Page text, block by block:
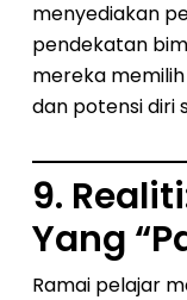
menyediakan
pendekatan
mereka
dan potensi diri
9.
Yang
Ramai pelajar